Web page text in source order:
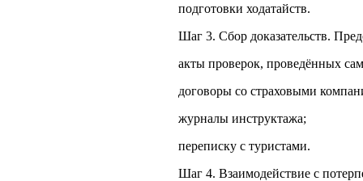
подготовки ходатайств.
Шаг 3. Сбор доказательств.
акты проверок, проведённых
договоры со страховыми
журналы инструктажа;
переписку с туристами.
Шаг 4. Взаимодействие с